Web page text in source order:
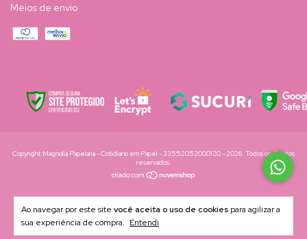
Ao navegar por este site você aceita o uso de cookies para agilizar a
sua experiência de compra. Entendi
Meios de envio
Copyright Magnolia Papelaria - Cotidiano em Papel - 33552052000120 - 2026. Todos os direitos
reservados.